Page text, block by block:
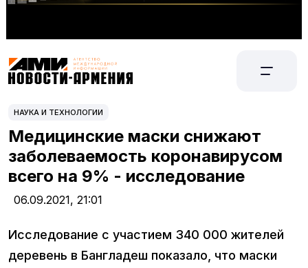
НАУКА И ТЕХНОЛОГИИ
Медицинские маски снижают
заболеваемость коронавирусом
всего на 9% - исследование
06.09.2021, 21:01
Исследование с участием 340 000 жителей
деревень в Бангладеш показало, что маски